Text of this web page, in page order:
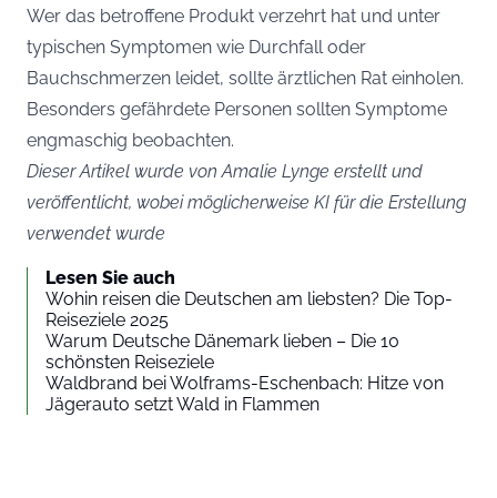
Wer das betroffene Produkt verzehrt hat und unter
typischen Symptomen wie Durchfall oder
Bauchschmerzen leidet, sollte ärztlichen Rat einholen.
Besonders gefährdete Personen sollten Symptome
engmaschig beobachten.
Dieser Artikel wurde von Amalie Lynge erstellt und
veröffentlicht, wobei möglicherweise KI für die Erstellung
verwendet wurde
Lesen Sie auch
Wohin reisen die Deutschen am liebsten? Die Top-
Reiseziele 2025
Warum Deutsche Dänemark lieben – Die 10
schönsten Reiseziele
Waldbrand bei Wolframs-Eschenbach: Hitze von
Jägerauto setzt Wald in Flammen